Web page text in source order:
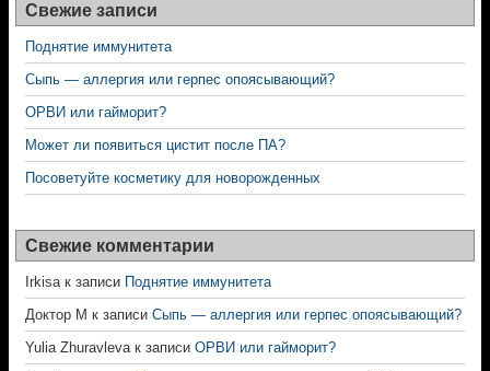
Свежие записи
Поднятие иммунитета
Сыпь — аллергия или герпес опоясывающий?
ОРВИ или гайморит?
Может ли появиться цистит после ПА?
Посоветуйте косметику для новорожденных
Свежие комментарии
Irkisaк записи Поднятие иммунитета
Доктор М к записи Сыпь — аллергия или герпес опоясывающий?
Yulia Zhuravlevaк записи ОРВИ или гайморит?